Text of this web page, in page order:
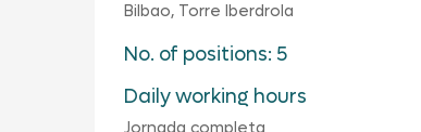
Bilbao, Torre Iberdrola
No. of positions: 5
Daily working hours